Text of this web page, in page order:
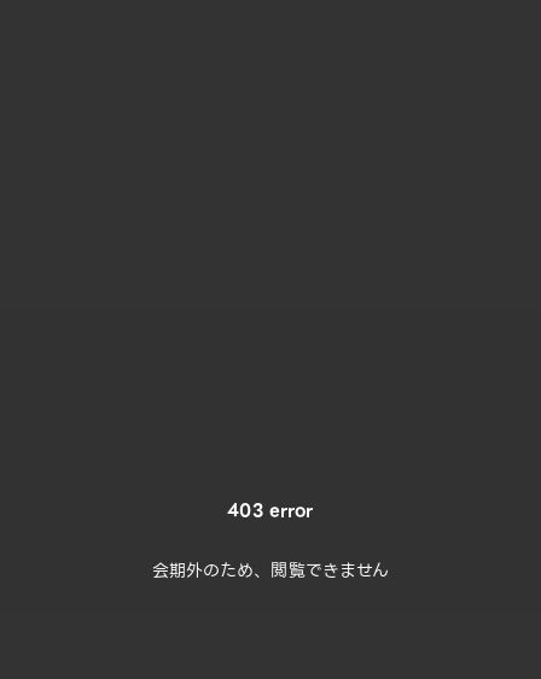
403 error
会期外のため、閲覧できません